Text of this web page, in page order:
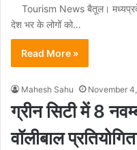
Tourism News बैतूल।
देश भर के लोगों को…
Read More »
Mahesh Sahu November
ग्रीन सिटी में 8
वॉलीबाल